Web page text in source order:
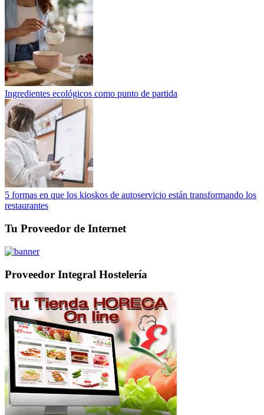
Ingredientes ecológicos como punto de partida
5 formas en que los kioskos de autoservicio están transformando los
restaurantes
Tu Proveedor de Internet
Proveedor Integral Hostelería